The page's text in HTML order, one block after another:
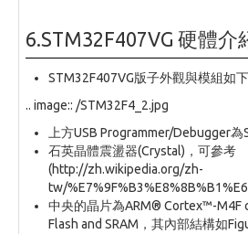
6.STM32F407VG 硬體介
STM32F407VG版子外觀與模組如
.. image:: /STM32F4_2.jpg
上方USB Programmer/Debugger為
石英晶體震盪器(Crystal)，可參考
(http://zh.wikipedia.org/zh-
tw/
中央的晶片為ARM® Cortex™-M4F
Flash and SRAM，其內部結構如